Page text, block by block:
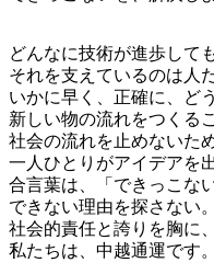
どんなに技術が進歩しても
それを支えているのは人だ
いかに早く、正確に、ど
新しい物の流れをつくる
社会の流れを止めないため
一人ひとりがアイデアを
合言葉は、「できっこな
できない理由を探さない
社会的責任と誇りを胸に
私たちは、中越通運です。